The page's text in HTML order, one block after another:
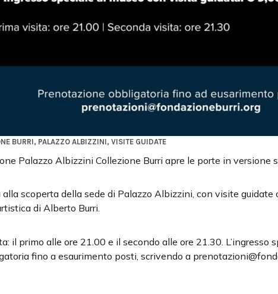
BURRI, PALAZZO ALBIZZINI, VISITE GUIDATE
Palazzo Albizzini Collezione Burri apre le porte in versione
scoperta della sede di Palazzo Albizzini, con visite
di Alberto Burri.
il primo alle ore 21.00 e il secondo alle ore 21.30. L’ingresso
fino a esaurimento posti, scrivendo a